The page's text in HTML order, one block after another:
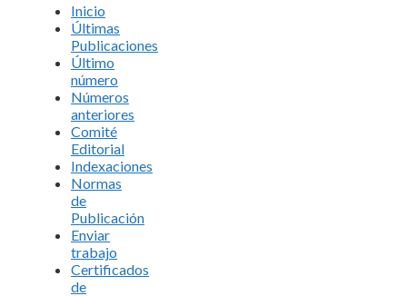
Inicio
Últimas
Publicaciones
Último
número
Números
anteriores
Comité
Editorial
Indexaciones
Normas
de
Publicación
Enviar
trabajo
Certificados
de